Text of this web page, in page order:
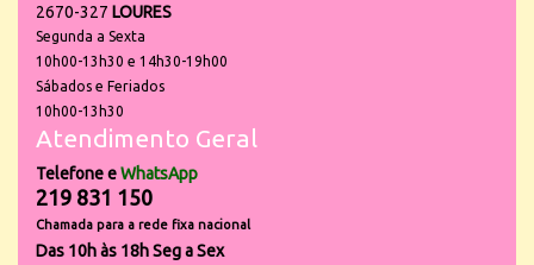
2670-327 LOURES
Segunda a Sexta
10h00-13h30 e 14h30-19h00
Sábados e Feriados
10h00-13h30
Atendimento Geral
Telefone eWhatsApp
219 831 150
Chamada para a rede fixa nacional
Das 10h às 18h Seg a Sex